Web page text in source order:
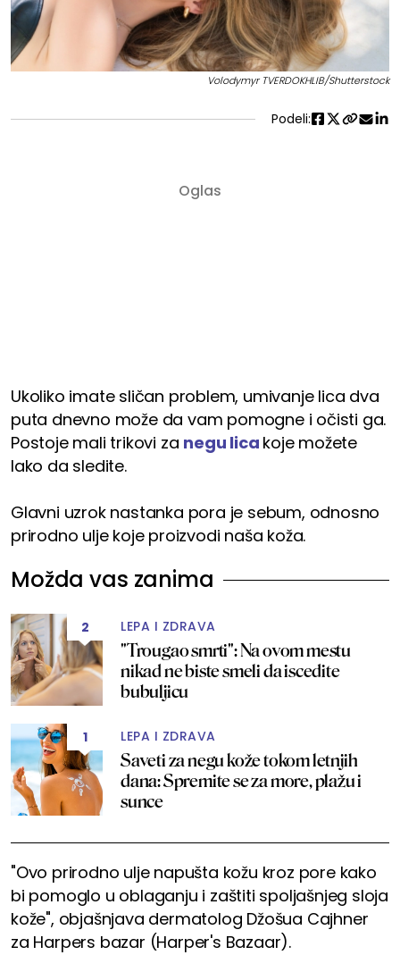
Volodymyr TVERDOKHLIB/Shutterstock
Podeli:
Ukoliko imate sličan problem, umivanje lica dva
puta dnevno može da vam pomogne i očisti ga.
Postoje mali trikovi za negu lica koje možete
lako da sledite.
Glavni uzrok nastanka pora je sebum, odnosno
prirodno ulje koje proizvodi naša koža.
Možda vas zanima
2 LEPA I ZDRAVA
"Trougao smrti": Na ovom mestu
nikad ne biste smeli da iscedite
bubuljicu
1 LEPA I ZDRAVA
Saveti za negu kože tokom letnjih
dana: Spremite se za more, plažu i
sunce
"Ovo prirodno ulje napušta kožu kroz pore kako
bi pomoglo u oblaganju i zaštiti spoljašnjeg sloja
kože", objašnjava dermatolog Džošua Cajhner
za Harpers bazar (Harper's Bazaar).